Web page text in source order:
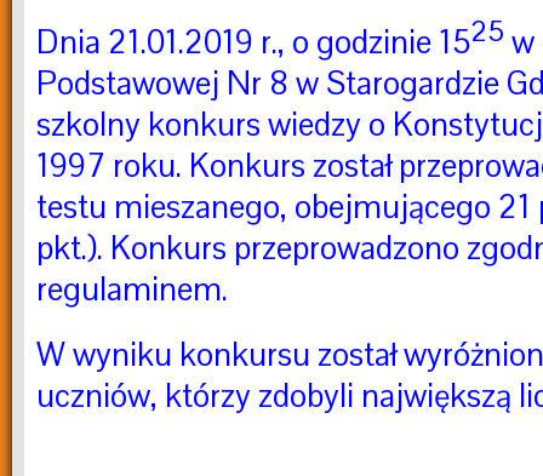
Dnia 21.01.2019 r., o godzinie 1525 w
Podstawowej Nr 8 w Starogardzie
szkolny konkurs wiedzy o
1997 roku. Konkurs został
testu mieszanego, obejmującego
pkt.). Konkurs przeprowadzono
regulaminem.
W wyniku konkursu został
uczniów, którzy zdobyli największą